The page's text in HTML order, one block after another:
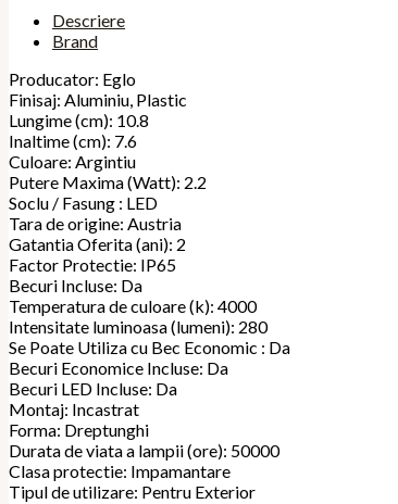
Descriere
Brand
Producator: Eglo
Finisaj: Aluminiu, Plastic
Lungime (cm): 10.8
Inaltime (cm): 7.6
Culoare: Argintiu
Putere Maxima (Watt): 2.2
Soclu / Fasung : LED
Tara de origine: Austria
Gatantia Oferita (ani): 2
Factor Protectie: IP65
Becuri Incluse: Da
Temperatura de culoare (k): 4000
Intensitate luminoasa (lumeni): 280
Se Poate Utiliza cu Bec Economic : Da
Becuri Economice Incluse: Da
Becuri LED Incluse: Da
Montaj: Incastrat
Forma: Dreptunghi
Durata de viata a lampii (ore): 50000
Clasa protectie: Impamantare
Tipul de utilizare: Pentru Exterior